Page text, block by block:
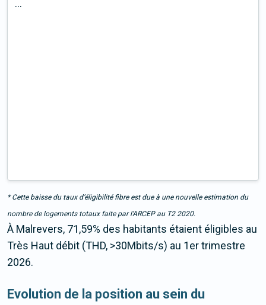
...
* Cette baisse du taux d’éligibilité fibre est due à une nouvelle estimation du
nombre de logements totaux faite par l’ARCEP au T2 2020.
À Malrevers, 71,59% des habitants étaient éligibles au
Très Haut débit (THD, >30Mbits/s) au 1er trimestre
2026.
Evolution de la position au sein du